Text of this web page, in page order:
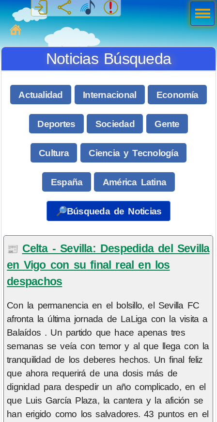
MiSabueso
Noticias Búsqueda
Actualidad Internacional Economía
Deportes Sociedad Gente
Cultura Ciencia y Tecnología
España América Latina
🔎Búsqueda de Noticias
📰 Celta - Sevilla: Despedida del Sevilla
en Vigo con su final real en los
despachos
Con la permanencia en el bolsillo, el Sevilla FC
afronta la última jornada de LaLiga con la visita a
Balaídos . Un partido que hace apenas tres
semanas se veía con temor y al que llega con la
tranquilidad de los deberes hechos. Un final feliz
que ahora requerirá de una dosis más de
dignidad para despedir un año complicado, en el
que Luis García Plaza, la cantera y la afición se
han erigido como los salvadores. 43 puntos en el
Men
ú